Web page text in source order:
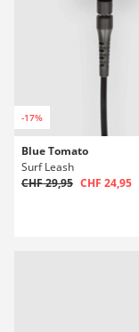
-17%
Blue Tomato
Surf Leash
CHF 29,95 CHF 24,95